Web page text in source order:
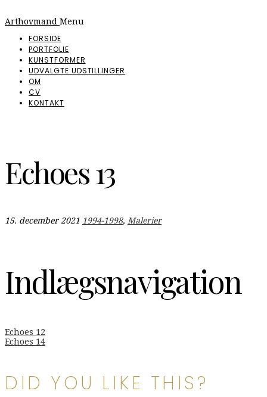
Arthovmand Menu
FORSIDE
PORTFOLIE
KUNSTFORMER
UDVALGTE UDSTILLINGER
OM
CV
KONTAKT
Echoes 13
15. december 2021 1994-1998, Malerier
Indlægsnavigation
Echoes 12
Echoes 14
DID YOU LIKE THIS?